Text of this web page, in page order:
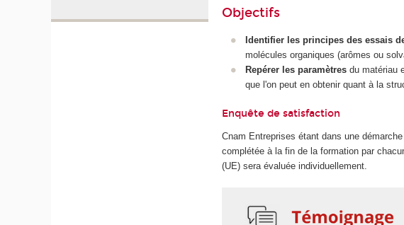
Objectifs
Identifier les principes des essais
molécules organiques (arômes ou
Repérer les paramètres du matériau
que l'on peut en obtenir quant à la
Enquête de satisfaction
Cnam Entreprises étant dans une
complétée à la fin de la formation par
(UE) sera évaluée individuellement.